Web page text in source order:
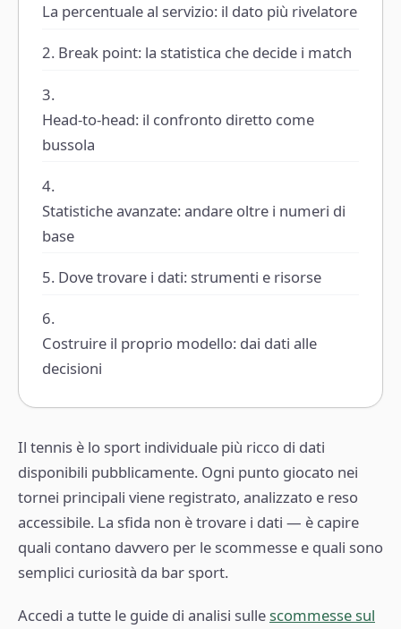
La percentuale al servizio: il dato più rivelatore
Break point: la statistica che decide i match
Head-to-head: il confronto diretto come
bussola
Statistiche avanzate: andare oltre i numeri di
base
Dove trovare i dati: strumenti e risorse
Costruire il proprio modello: dai dati alle
decisioni
Il tennis è lo sport individuale più ricco di dati
disponibili pubblicamente. Ogni punto giocato nei
tornei principali viene registrato, analizzato e reso
accessibile. La sfida non è trovare i dati — è capire
quali contano davvero per le scommesse e quali sono
semplici curiosità da bar sport.
Accedi a tutte le guide di analisi sullescommesse sul